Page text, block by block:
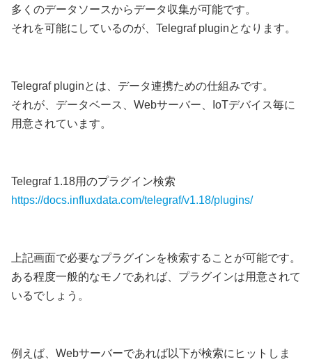
多くのデータソースからデータ収集が可能です。
それを可能にしているのが、Telegraf pluginとなります。
Telegraf pluginとは、データ連携ための仕組みです。
それが、データベース、Webサーバー、IoTデバイス毎に
用意されています。
Telegraf 1.18用のプラグイン検索
https://docs.influxdata.com/telegraf/v1.18/plugins/
上記画面で必要なプラグインを検索することが可能です。
ある程度一般的なモノであれば、プラグインは用意されて
いるでしょう。
例えば、Webサーバーであれば以下が検索にヒットしま